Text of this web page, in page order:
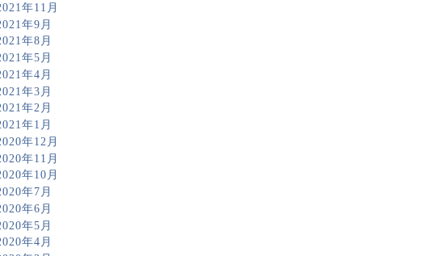
年11月
年9月
年8月
年5月
年4月
年3月
年2月
年1月
年12月
年11月
年10月
年7月
年6月
年5月
年4月